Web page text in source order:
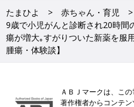
たまひよ 赤ちゃん・育児
9歳で小児がんと診断され20時間
瘍が増大｡すがりついた新薬を服
腫瘍・体験談】
ＡＢＪマークは、こ
著作権者からコンテ